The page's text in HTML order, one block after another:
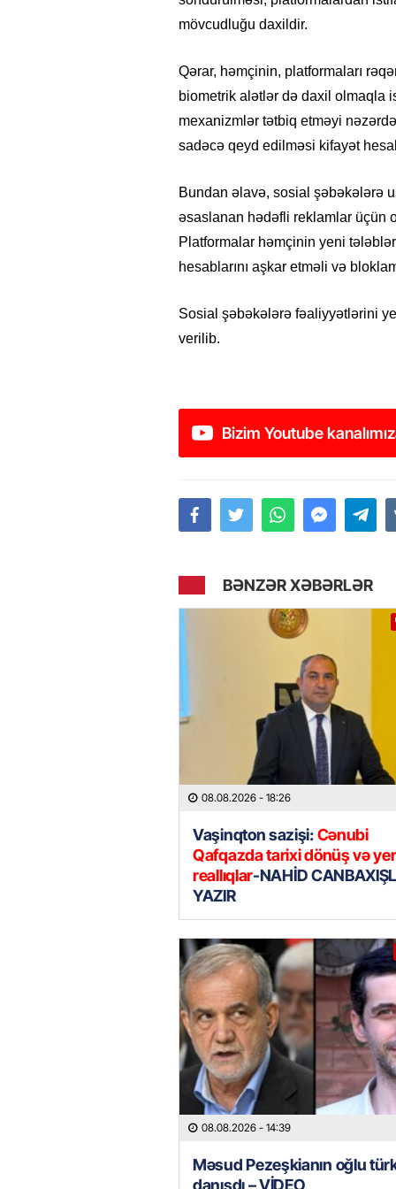
mövcudluğu daxildir.
Qərar, həmçinin, platformaları
biometrik alətlər də daxil olmaqla
mexanizmlər tətbiq etməyi
sadəcə qeyd edilməsi kifayət
Bundan əlavə, sosial şəbəkələrə
əsaslanan hədəfli reklamlar üçün
Platformalar həmçinin yeni
hesablarını aşkar etməli və
Sosial şəbəkələrə fəaliyyətlərini
verilib.
Bizim Youtube
BƏNZƏR XƏBƏRLƏR
08.08.2026 - 18:26
Vaşinqton sazişi:Cənubi
Qafqazda tarixi dönüş və
reallıqlar-NAHİD
YAZIR
08.08.2026 - 14:39
Məsud Pezeşkianın oğlu
danışdı – VİDEO